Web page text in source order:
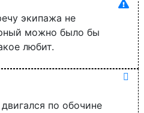
экипажа не
можно было бы
любит.
по обочине